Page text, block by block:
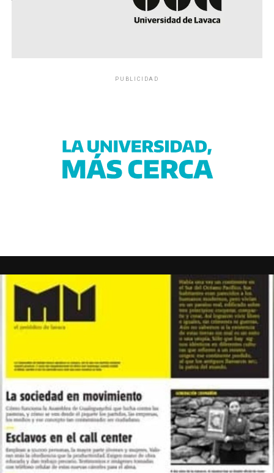
PUBLICIDAD